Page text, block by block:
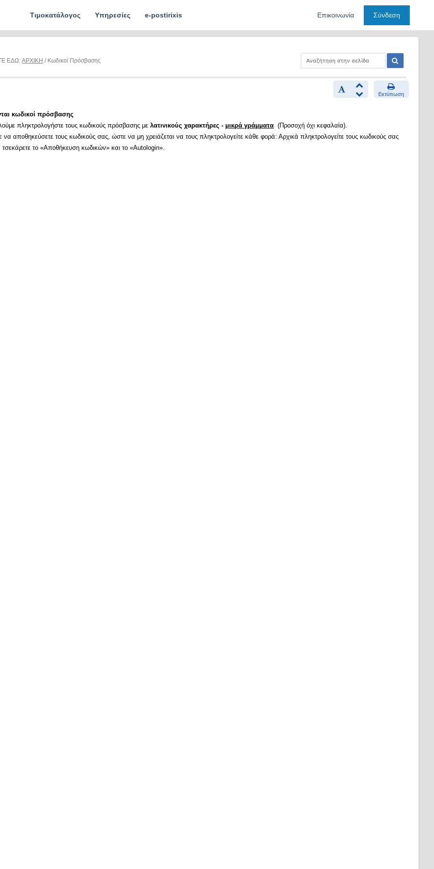
Τιμοκατάλογος Υπηρεσίες e-postirixis Επικοινωνία Σύνδεση
ΕΔΩ:ΑΡΧΙΚΗ / Κωδικοί Πρόσβασης
Εκτύπωση
κωδικοί πρόσβασης
πληκτρολογήστε τους κωδικούς πρόσβασης μελατινικούς χαρακτήρες - μικρά γράμματα (Προσοχή όχι κεφαλαία).
να αποθηκεύσετε τους κωδικούς σας, ώστε να μη χρειάζεται να τους πληκτρολογείτε κάθε φορά: Αρχικά πληκτρολογείτε τους κωδικούς σας
τσεκάρετε το «Αποθήκευση κωδικών» και το «Autologin».